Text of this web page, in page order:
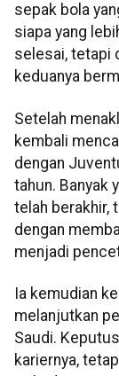
sepak bola
siapa yang
selesai, tetapi
keduanya
Setelah
kembali
dengan
tahun. Banyak
telah berakhir,
dengan
menjadi
Ia kemudian
melanjutkan
Saudi.
kariernya,